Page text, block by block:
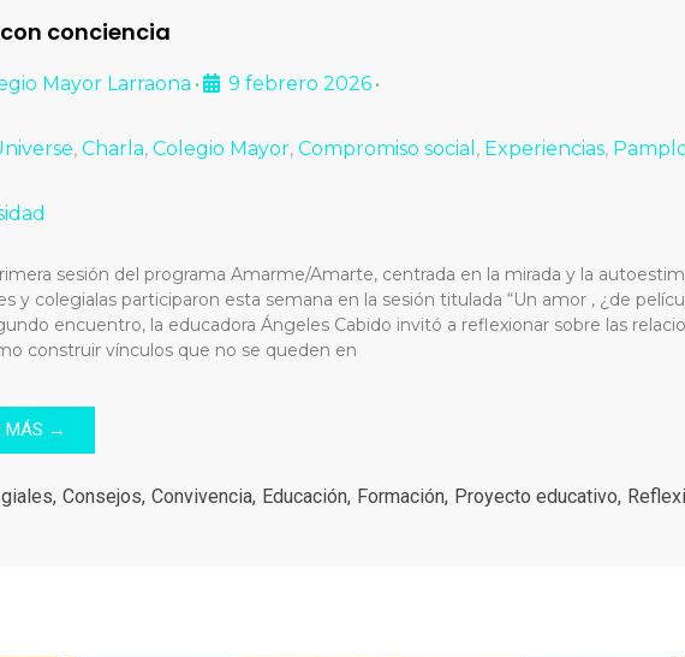
conciencia
Mayor Larraona • 9 febrero 2026 •
, Charla, Colegio Mayor, Compromiso social , Experiencias,
sesión del programa Amarme/Amarte, centrada en la mirada y la
y colegialas participaron esta semana en la sesión titulada “Un amor , ¿de
encuentro, la educadora Ángeles Cabido invitó a reflexionar sobre las
construir vínculos que no se queden en
MÁS →
, Consejos, Convivencia, Educación, Formación, Proyecto educativo,